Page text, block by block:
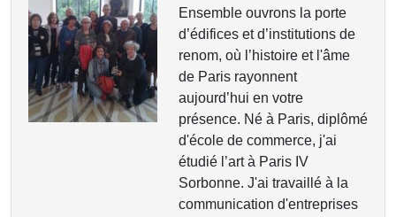
Ensemble ouvrons la porte
d’édifices et d’institutions de
renom, où l’histoire et l'âme
de Paris rayonnent
aujourd’hui en votre
présence. Né à Paris, diplômé
d'école de commerce, j'ai
étudié l’art à Paris IV
Sorbonne. J'ai travaillé à la
communication d'entreprises